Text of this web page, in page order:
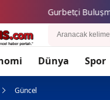
Gurbetçi
Dünya Spor
Güncel